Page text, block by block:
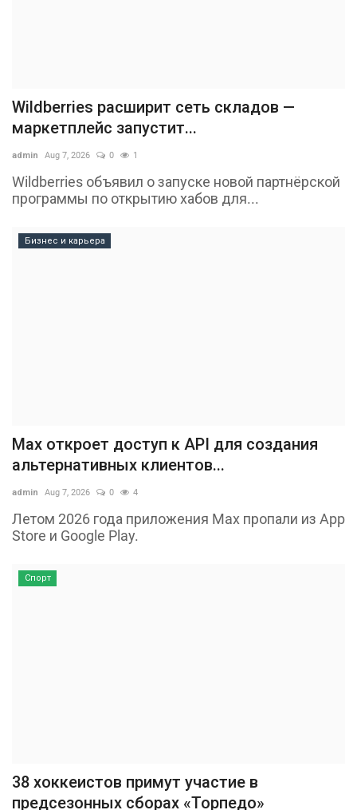
Wildberries расширит сеть складов —
маркетплейс запустит...
admin Aug 7, 2026 0 1
Wildberries объявил о запуске новой партнёрской
программы по открытию хабов для...
Бизнес и карьера
Max откроет доступ к API для создания
альтернативных клиентов...
admin Aug 7, 2026 0 4
Летом 2026 года приложения Max пропали из App
Store и Google Play.
Спорт
38 хоккеистов примут участие в
предсезонных сборах «Торпедо»